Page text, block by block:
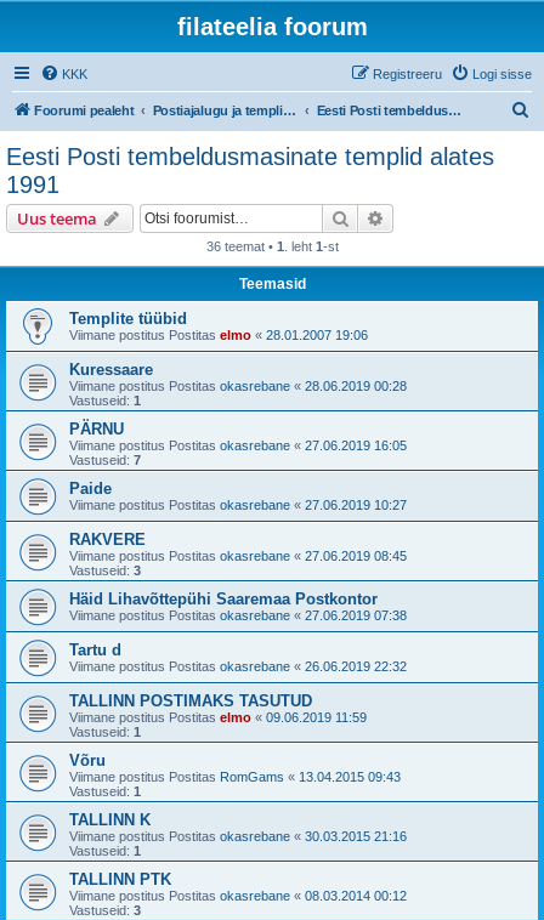
filateelia foorum
KKK Logi sisse
Registreeru
Foorumi pealeht Postiajalugu ja templijäljendite kogumine Eesti Posti tembeldusmasinate templid alates 1991
Eesti Posti tembeldusmasinate templid alates
1991
Uus teema Otsi
36 teemat • 1 . leht 1-st
Teemasid
Templite tüübid
Viimane postitus Postitas elmo « 28.01.2007 19:06
Kuressaare
Viimane postitus Postitas okasrebane « 28.06.2019 00:28
Vastuseid: 1
PÄRNU
Viimane postitus Postitas okasrebane « 27.06.2019 16:05
Vastuseid: 7
Paide
Viimane postitus Postitas okasrebane « 27.06.2019 10:27
RAKVERE
Viimane postitus Postitas okasrebane « 27.06.2019 08:45
Vastuseid: 3
Häid Lihavõttepühi Saaremaa Postkontor
Viimane postitus Postitas okasrebane « 27.06.2019 07:38
Tartu d
Viimane postitus Postitas okasrebane « 26.06.2019 22:32
TALLINN POSTIMAKS TASUTUD
Viimane postitus Postitas elmo « 09.06.2019 11:59
Vastuseid: 1
Võru
Viimane postitus Postitas RomGams « 13.04.2015 09:43
Vastuseid: 1
TALLINN K
Viimane postitus Postitas okasrebane « 30.03.2015 21:16
Vastuseid: 1
TALLINN PTK
Viimane postitus Postitas okasrebane « 08.03.2014 00:12
Vastuseid: 3